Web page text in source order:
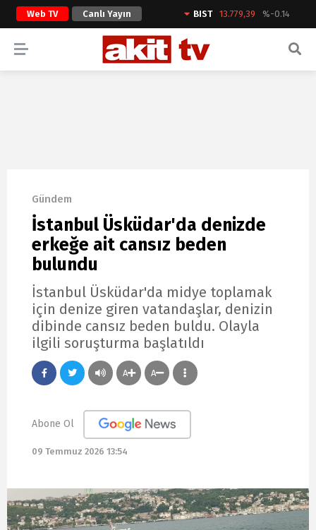
Web TV Canlı Yayın BIST 13.779,39 %-0.14
ARAMA YAP
Gündem
İstanbul Üsküdar'da denizde
erkeğe ait cansız beden
bulundu
İstanbul Üsküdar'da midye toplamak
için denize giren vatandaşlar, denizin
dibinde cansız beden buldu. Olayla
ilgili soruşturma başlatıldı
A A
Abone Ol
09 Temmuz 2026 13:54